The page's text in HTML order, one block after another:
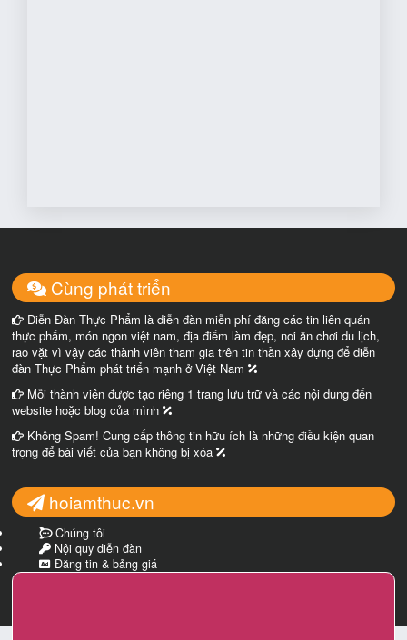
Cùng phát triển
Diễn Đàn Thực Phẩm là diễn đàn miễn phí đăng các tin liên quán
thực phẩm, món ngon việt nam, địa điểm làm đẹp, nơi ăn chơi du lịch,
rao vặt vì vậy các thành viên tham gia trên tin thần xây dựng để diễn
đàn Thực Phẩm phát triển mạnh ở Việt Nam
Mỗi thành viên được tạo riêng 1 trang lưu trữ và các nội dung đến
website hoặc blog của mình
Không Spam! Cung cấp thông tin hữu ích là những điều kiện quan
trọng để bài viết của bạn không bị xóa
hoiamthuc.vn
Chúng tôi
Nội quy diễn đàn
Đăng tin & bảng giá